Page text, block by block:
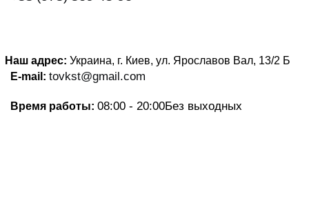
Наш адрес: Украина, г. Киев, ул. Ярославов Вал, 13/2 Б
E-mail: tovkst@gmail.com
Время работы: 08:00 - 20:00Без выходных